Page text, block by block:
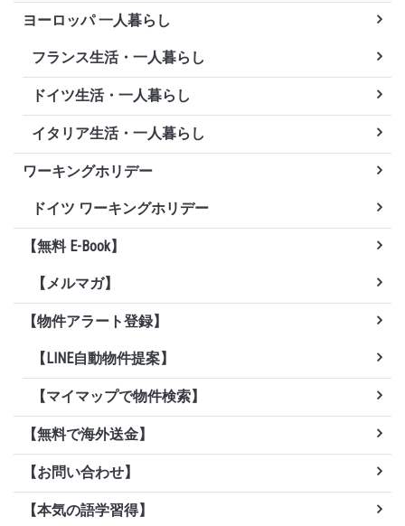
ヨーロッパ 一人暮らし
フランス生活・一人暮らし
ドイツ生活・一人暮らし
イタリア生活・一人暮らし
ワーキングホリデー
ドイツ ワーキングホリデー
【無料 E-Book】
【メルマガ】
【物件アラート登録】
【LINE自動物件提案】
【マイマップで物件検索】
【無料で海外送金】
【お問い合わせ】
【本気の語学習得】